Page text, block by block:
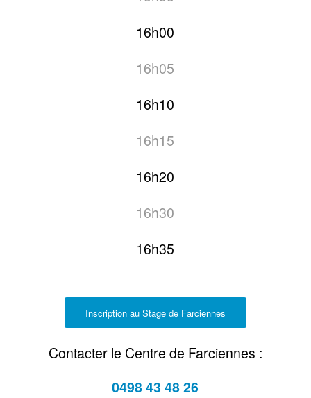
16h00
16h05
16h10
16h15
16h20
16h30
16h35
Inscription au Stage de Farciennes
Contacter le Centre de Farciennes :
0498 43 48 26